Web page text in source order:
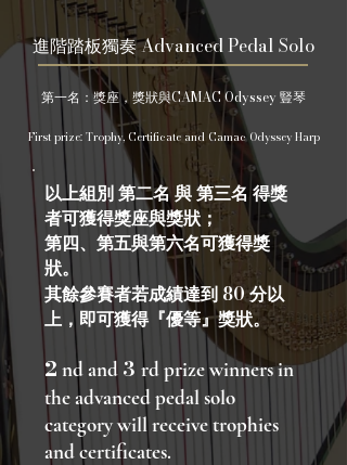
進階踏板獨奏Advanced Pedal Solo
第一名：獎座，獎狀與CAMAC Odyssey 豎琴
First prize: Trophy, Certificate and Camac Odyssey Harp
以上組別 第二名 與 第三名 得獎
者可獲得獎座與獎狀；
第四、第五與第六名可獲得獎
狀。
其餘參賽者若成績達到 80分以
上，即可獲得『優等』獎狀。
2 nd and 3 rd prize winners in
the advanced pedal solo
category will receive trophies
and certificates.